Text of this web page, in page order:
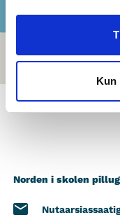
Kun
Norden i skolen